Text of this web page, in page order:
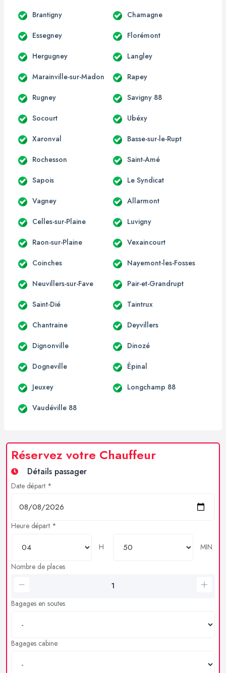
Brantigny Chamagne
Essegney Florémont
Hergugney Langley
Marainville-sur-Madon Rapey
Rugney Savigny 88
Socourt Ubéxy
Xaronval Basse-sur-le-Rupt
Rochesson Saint-Amé
Sapois Le Syndicat
Vagney Allarmont
Celles-sur-Plaine Luvigny
Raon-sur-Plaine Vexaincourt
Coinches Nayemont-les-Fosses
Neuvillers-sur-Fave Pair-et-Grandrupt
Saint-Dié Taintrux
Chantraine Deyvillers
Dignonville Dinozé
Dogneville Épinal
Jeuxey Longchamp 88
Vaudéville 88
Réservez votre Chauffeur
Détails passager
Date départ *
Heure départ *
H
MIN
Nombre de places
Bagages en soutes
Bagages cabine